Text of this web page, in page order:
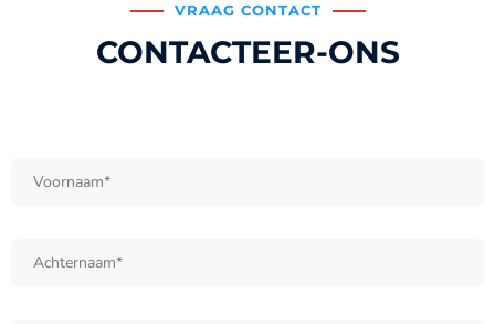
VRAAG CONTACT
CONTACTEER-ONS